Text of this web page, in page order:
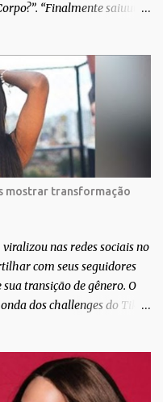
“Finalmente saiuuu!!!
que fala acima de tudo
a Dri da Trip que foi a
classificou a capa
histórias (e corpos nus)
pele – como
objetivo fotografar e
ressaltando a beleza das
nacionalmente conhecida
novela teen Malhação, da
mostrar transformação
nas redes sociais no
com seus seguidores
transição de gênero. O
dos challenges do Tik
roupas masculinas,
aparece usando um